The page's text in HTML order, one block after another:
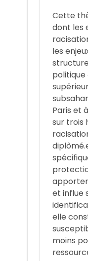
Cette
dont les
les
politique
Paris et
sur trois
et influe
elle
moins